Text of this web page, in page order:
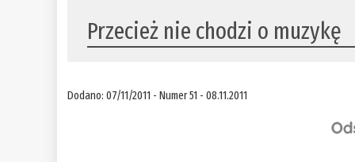
Przecież nie chodzi o muzykę
Dodano: 07/11/2011 - Numer 51 - 08.11.2011